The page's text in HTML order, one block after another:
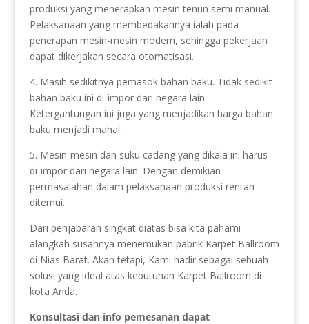
produksi yang menerapkan mesin tenun semi manual.
Pelaksanaan yang membedakannya ialah pada
penerapan mesin-mesin modern, sehingga pekerjaan
dapat dikerjakan secara otomatisasi.
4. Masih sedikitnya pemasok bahan baku. Tidak sedikit
bahan baku ini di-impor dari negara lain.
Ketergantungan ini juga yang menjadikan harga bahan
baku menjadi mahal.
5. Mesin-mesin dan suku cadang yang dikala ini harus
di-impor dari negara lain. Dengan demikian
permasalahan dalam pelaksanaan produksi rentan
ditemui.
Dari penjabaran singkat diatas bisa kita pahami
alangkah susahnya menemukan pabrik Karpet Ballroom
di Nias Barat. Akan tetapi, Kami hadir sebagai sebuah
solusi yang ideal atas kebutuhan Karpet Ballroom di
kota Anda.
Konsultasi dan info pemesanan dapat